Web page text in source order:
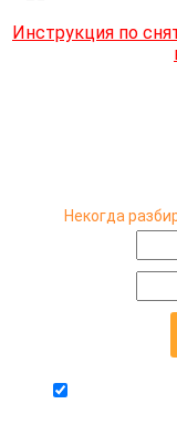
Инструкция по
Некогда